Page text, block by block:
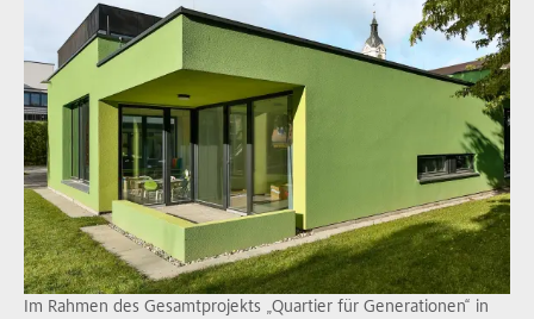
Im Rahmen des Gesamtprojekts „Quartier für Generationen“ in